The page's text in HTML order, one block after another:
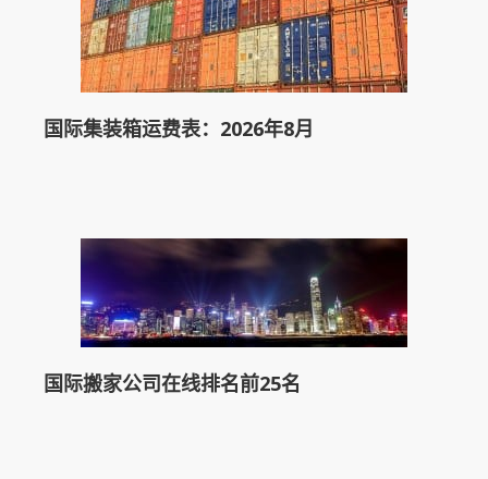
国际集装箱运费表：2026年8月
国际搬家公司在线排名前25名